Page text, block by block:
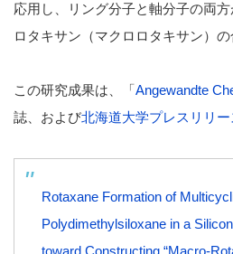
応用し、リング分子と軸分子の両
ロタキサン（マクロロタキサン）の
この研究成果は、「Angewandte
誌、および北海道大学プレスリリー
Rotaxane Formation of
Polydimethylsiloxane in a